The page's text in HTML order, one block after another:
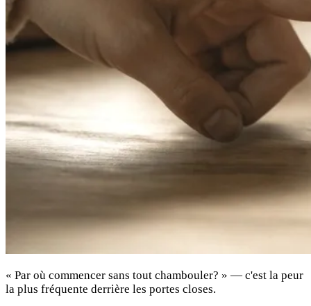
« Par où commencer sans tout chambouler? » — c'est la peur
la plus fréquente derrière les portes closes.